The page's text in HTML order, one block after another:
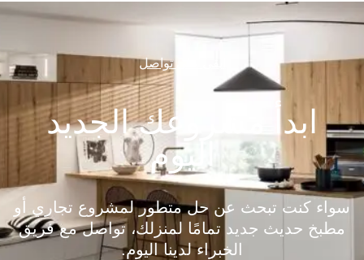
ابقى على تواصل
ابدأ مشروعك الجديد
اليوم
سواء كنت تبحث عن حل متطور لمشروع تجاري أو
مطبخ حديث جديد تمامًا لمنزلك، تواصل مع فريق
الخبراء لدينا اليوم.